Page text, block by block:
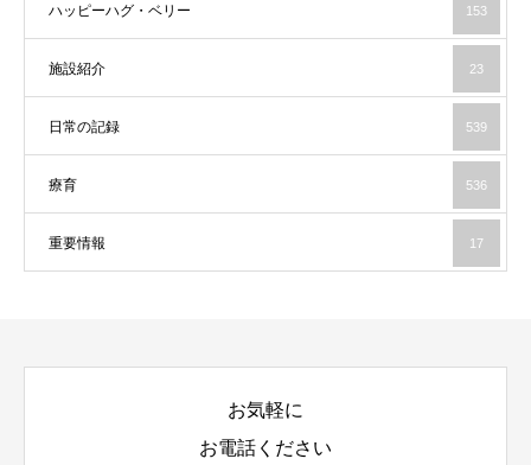
ハッピーハグ・ベリー 153
施設紹介 23
日常の記録 539
療育 536
重要情報 17
お気軽に
お電話ください